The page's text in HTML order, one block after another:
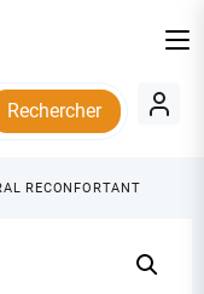
Rechercher
RECONFORTANT